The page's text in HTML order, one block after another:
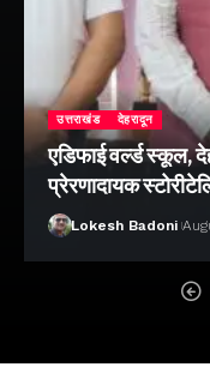
उत्तराखंड देहरादून
एडिफाई वर्ल्ड स्कूल,
प्रेरणादायक
Lokesh Badoni